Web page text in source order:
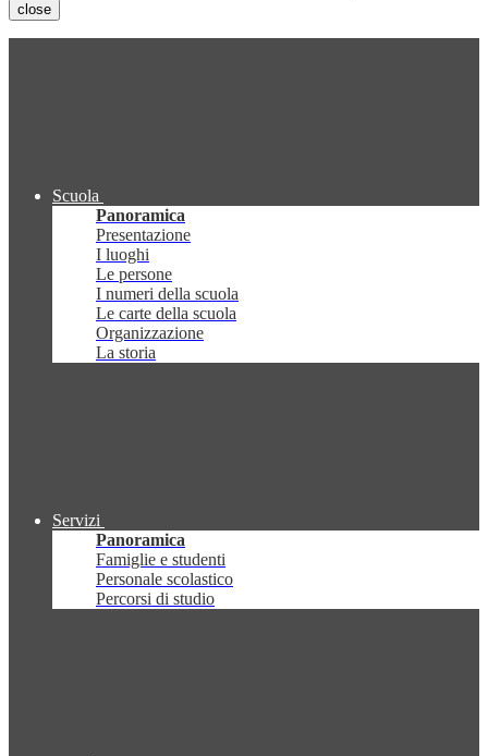
close
Scuola
Panoramica
Presentazione
I luoghi
Le persone
I numeri della scuola
Le carte della scuola
Organizzazione
La storia
Servizi
Panoramica
Famiglie e studenti
Personale scolastico
Percorsi di studio